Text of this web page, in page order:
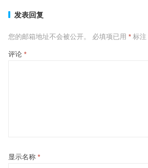
发表回复
您的邮箱地址不会被公开。 必填项已用 *标注
评论 *
显示名称 *